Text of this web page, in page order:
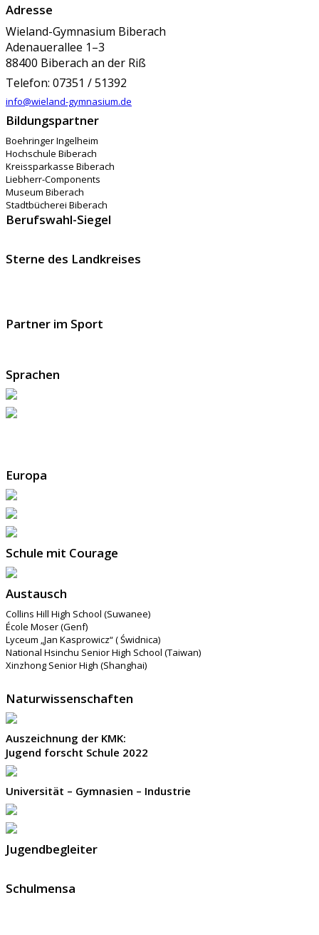
Adresse
Wieland-Gymnasium Biberach
Adenauerallee 1–3
88400 Biberach an der Riß
Telefon: 07351 / 51392
info@wieland-gymnasium.de
Bildungspartner
Boehringer Ingelheim
Hochschule Biberach
Kreissparkasse Biberach
Liebherr-Components
Museum Biberach
Stadtbücherei Biberach
Berufswahl-Siegel
Sterne des Landkreises
Partner im Sport
Sprachen
Europa
Schule mit Courage
Austausch
Collins Hill High School (Suwanee)
École Moser (Genf)
Lyceum „Jan Kasprowicz“ ( Świdnica)
National Hsinchu Senior High School (Taiwan)
Xinzhong Senior High (Shanghai)
Naturwissenschaften
Auszeichnung der KMK:
Jugend forscht Schule 2022
Universität – Gymnasien – Industrie
Jugendbegleiter
Schulmensa